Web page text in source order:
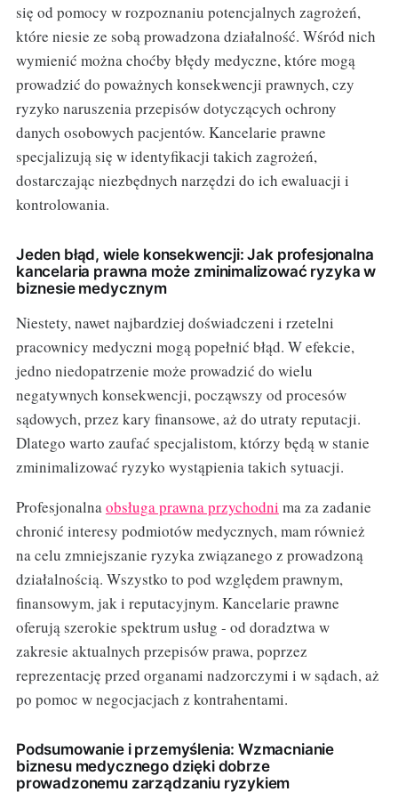
się od pomocy w rozpoznaniu potencjalnych zagrożeń,
które niesie ze sobą prowadzona działalność. Wśród nich
wymienić można choćby błędy medyczne, które mogą
prowadzić do poważnych konsekwencji prawnych, czy
ryzyko naruszenia przepisów dotyczących ochrony
danych osobowych pacjentów. Kancelarie prawne
specjalizują się w identyfikacji takich zagrożeń,
dostarczając niezbędnych narzędzi do ich ewaluacji i
kontrolowania.
Jeden błąd, wiele konsekwencji: Jak profesjonalna
kancelaria prawna może zminimalizować ryzyka w
biznesie medycznym
Niestety, nawet najbardziej doświadczeni i rzetelni
pracownicy medyczni mogą popełnić błąd. W efekcie,
jedno niedopatrzenie może prowadzić do wielu
negatywnych konsekwencji, począwszy od procesów
sądowych, przez kary finansowe, aż do utraty reputacji.
Dlatego warto zaufać specjalistom, którzy będą w stanie
zminimalizować ryzyko wystąpienia takich sytuacji.
Profesjonalnaobsługa prawna przychodni ma za zadanie
chronić interesy podmiotów medycznych, mam również
na celu zmniejszanie ryzyka związanego z prowadzoną
działalnością. Wszystko to pod względem prawnym,
finansowym, jak i reputacyjnym. Kancelarie prawne
oferują szerokie spektrum usług - od doradztwa w
zakresie aktualnych przepisów prawa, poprzez
reprezentację przed organami nadzorczymi i w sądach, aż
po pomoc w negocjacjach z kontrahentami.
Podsumowanie i przemyślenia: Wzmacnianie
biznesu medycznego dzięki dobrze
prowadzonemu zarządzaniu ryzykiem